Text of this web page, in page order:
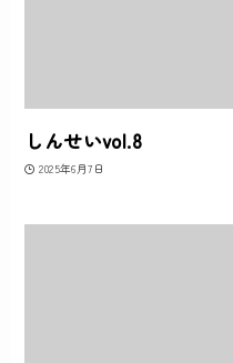
しんせいvol.8
2025年6月7日